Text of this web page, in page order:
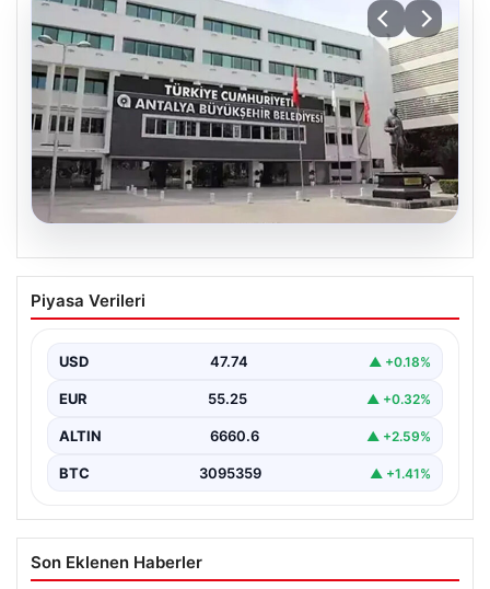
06.08.2026
Antalya’daki yolsuzluk soruşturmasında
iki yeni gözaltı
Piyasa Verileri
USD 47.74 ▲ +0.18%
EUR 55.25 ▲ +0.32%
ALTIN 6660.6 ▲ +2.59%
BTC 3095359 ▲ +1.41%
Son Eklenen Haberler